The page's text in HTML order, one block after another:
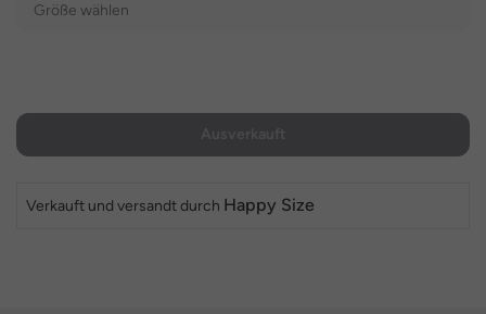
Größe wählen
Verkauft und versandt durch Happy Size